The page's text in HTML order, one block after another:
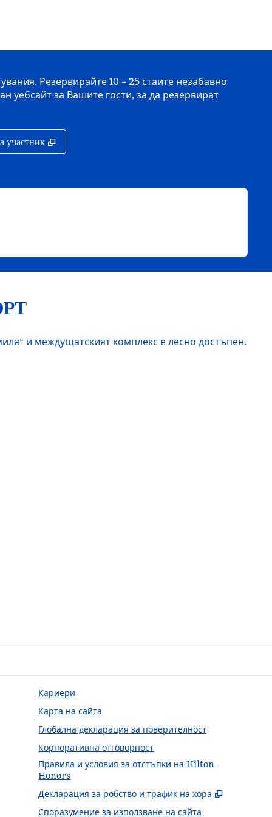
Резервирайте 10 – 25 стаите незабавно
уебсайт за Вашите гости, за да резервират
участник ,
и междущатският комплекс е лесно достъпен.
Кариери
Карта на сайта
Глобална декларация за поверителност
Корпоративна отговорност
Правила и условия за отстъпки на Hilton
Honors
Декларация за робство и трафик на хора
,
Споразумение за използване на сайта